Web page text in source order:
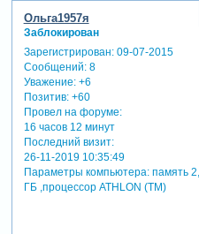
Ольга1957я
Заблокирован
Зарегистрирован: 09-07-2015
Сообщений:8
Уважение: +6
Позитив: +60
Провел на форуме:
16 часов 12 минут
Последний визит:
26-11-2019 10:35:49
Параметры компьютера:память
ГБ ,процессор ATHLON (TM)